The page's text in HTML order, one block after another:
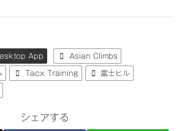
App Asian Climbs
Tacx Training 富士ヒル
シェアする